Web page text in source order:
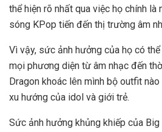
thể hiện rõ nhất qua việc họ chính
sóng KPop tiến đến thị trường âm
Vì vậy, sức ảnh hưởng của họ có
mọi phương diện từ âm nhạc đến
Dragon khoác lên mình bộ outfit
xu hướng của idol và giới trẻ.
Sức ảnh hưởng khủng khiếp của